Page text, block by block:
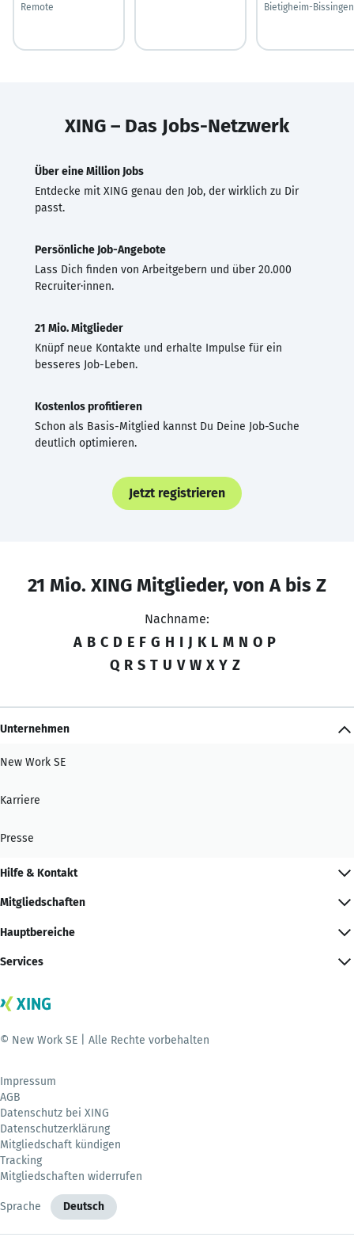
Remote
Bietigheim-Bissingen
XING – Das Jobs-Netzwerk
Über eine Million Jobs
Entdecke mit XING genau den Job, der wirklich zu Dir
passt.
Persönliche Job-Angebote
Lass Dich finden von Arbeitgebern und über 20.000
Recruiter·innen.
21 Mio. Mitglieder
Knüpf neue Kontakte und erhalte Impulse für ein
besseres Job-Leben.
Kostenlos profitieren
Schon als Basis-Mitglied kannst Du Deine Job-Suche
deutlich optimieren.
Jetzt registrieren
21 Mio. XING Mitglieder, von A bis Z
Nachname:
A B C D E F G H I J K L M N O P
Q R S T U V W X Y Z
Unternehmen
New Work SE
Karriere
Presse
Hilfe & Kontakt
Mitgliedschaften
Hauptbereiche
Services
© New Work SE | Alle Rechte vorbehalten
Impressum
AGB
Datenschutz bei XING
Datenschutzerklärung
Mitgliedschaft kündigen
Tracking
Mitgliedschaften widerrufen
Sprache Deutsch